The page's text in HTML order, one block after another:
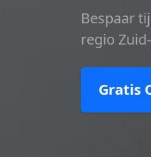
Bespaar
regio
Gratis